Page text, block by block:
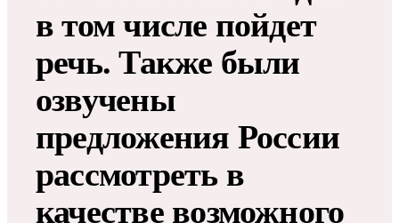
в том числе пойдет
речь. Также были
озвучены
предложения России
рассмотреть в
качестве возможного